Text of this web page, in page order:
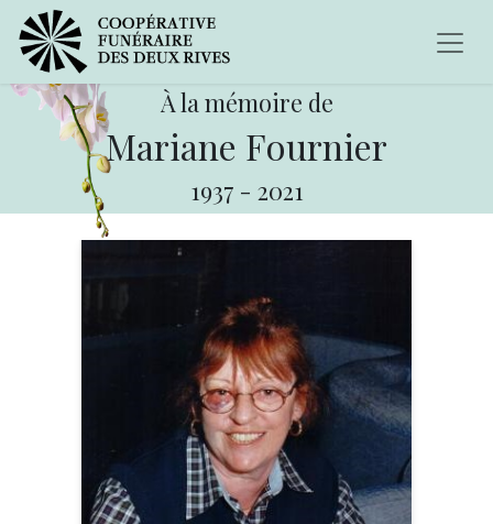
À la mémoire de
Mariane Fournier
1937 - 2021